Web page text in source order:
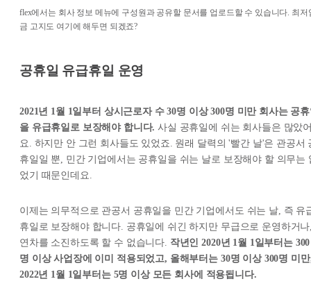
flex에서는 회사 정보 메뉴에 구성원과 공유할 문서를 업로드할 수 있습니다. 최저
금 고지도 여기에 해두면 되겠죠?
공휴일 유급휴일 운영
2021년 1월 1일부터 상시근로자 수 30명 이상 300명 미만 회사는 공
을 유급휴일로 보장해야 합니다. 사실 공휴일에 쉬는 회사들은 많았
요. 하지만 안 그런 회사들도 있었죠. 원래 달력의 '빨간 날'은 관공서
휴일일 뿐, 민간 기업에서는 공휴일을 쉬는 날로 보장해야 할 의무는
었기 때문인데요.
이제는 의무적으로 관공서 공휴일을 민간 기업에서도 쉬는 날, 즉 유
휴일로 보장해야 합니다. 공휴일에 쉬긴 하지만 무급으로 운영하거
연차를 소진하도록 할 수 없습니다. 작년인 2020년 1월 1일부터는 300
명 이상 사업장에 이미 적용되었고, 올해부터는 30명 이상 300명 미
2022년 1월 1일부터는 5명 이상 모든 회사에 적용됩니다.